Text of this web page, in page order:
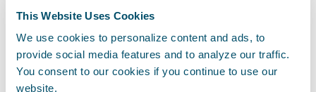
This Website Uses Cookies
We use cookies to personalize content and ads, to
provide social media features and to analyze our traffic.
You consent to our cookies if you continue to use our
website.
na conquista do sucesso
Kathleen Tierney, presidente da Berkley
One, falou sobre como as startups podem
usar a tecnologia para criar os melhores